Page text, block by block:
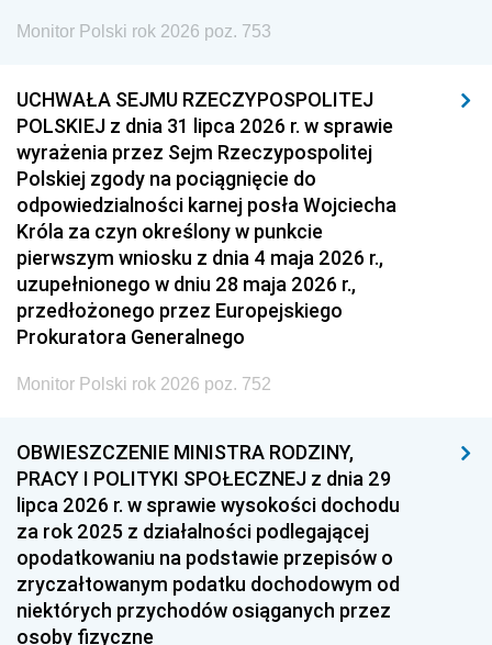
Monitor Polski rok 2026 poz. 753
UCHWAŁA SEJMU RZECZYPOSPOLITEJ
POLSKIEJ z dnia 31 lipca 2026 r. w sprawie
wyrażenia przez Sejm Rzeczypospolitej
Polskiej zgody na pociągnięcie do
odpowiedzialności karnej posła Wojciecha
Króla za czyn określony w punkcie
pierwszym wniosku z dnia 4 maja 2026 r.,
uzupełnionego w dniu 28 maja 2026 r.,
przedłożonego przez Europejskiego
Prokuratora Generalnego
Monitor Polski rok 2026 poz. 752
OBWIESZCZENIE MINISTRA RODZINY,
PRACY I POLITYKI SPOŁECZNEJ z dnia 29
lipca 2026 r. w sprawie wysokości dochodu
za rok 2025 z działalności podlegającej
opodatkowaniu na podstawie przepisów o
zryczałtowanym podatku dochodowym od
niektórych przychodów osiąganych przez
osoby fizyczne